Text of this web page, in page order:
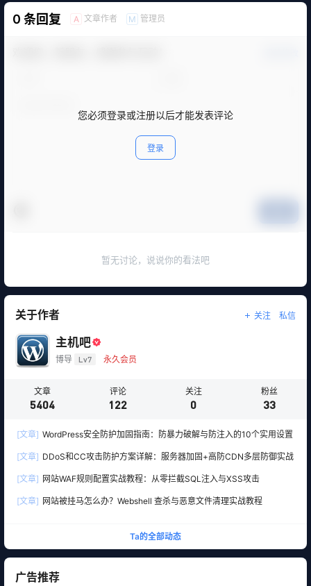
0 条回复 A 文章作者 M 管理员
您必须登录或注册以后才能发表评论
登录
暂无讨论，说说你的看法吧
关于作者 关注 私信
主机吧
博导 Lv7 永久会员
文章
5404
评论
122
关注
0
粉丝
33
[文章] WordPress安全防护加固指南：防暴力破解与防注入的10个实用设置
[文章] DDoS和CC攻击防护方案详解：服务器加固+高防CDN多层防御实战
[文章] 网站WAF规则配置实战教程：从零拦截SQL注入与XSS攻击
[文章] 网站被挂马怎么办？Webshell 查杀与恶意文件清理实战教程
Ta的全部动态
广告推荐